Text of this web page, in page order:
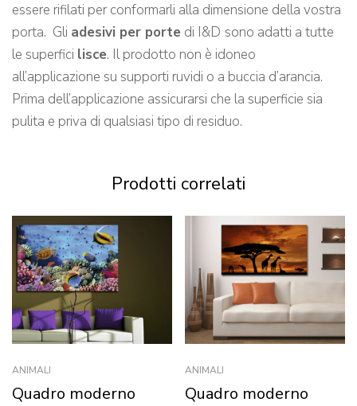
essere rifilati per conformarli alla dimensione della vostra
porta. Gli adesivi per porte di I&D sono adatti a tutte
le superfici lisce. Il prodotto non è idoneo
all’applicazione su supporti ruvidi o a buccia d’arancia.
Prima dell’applicazione assicurarsi che la superficie sia
pulita e priva di qualsiasi tipo di residuo.
Prodotti correlati
ANIMALI
Quadro moderno
ANIMALI
Quadro moderno